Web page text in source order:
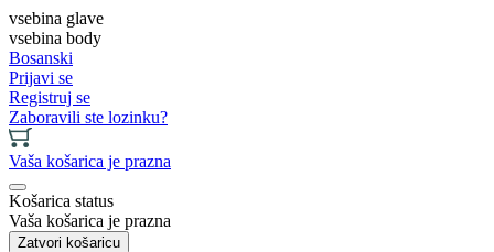
vsebina glave
vsebina body
Bosanski
Prijavi se
Registruj se
Zaboravili ste lozinku?
Vaša košarica je prazna
Košarica status
Vaša košarica je prazna
Zatvori košaricu